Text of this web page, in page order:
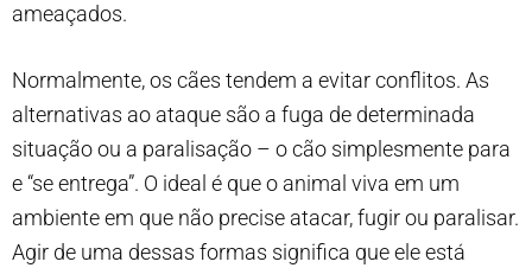
ameaçados.
Normalmente, os cães tendem a evitar conflitos. As
alternativas ao ataque são a fuga de determinada
situação ou a paralisação – o cão simplesmente para
e “se entrega”. O ideal é que o animal viva em um
ambiente em que não precise atacar, fugir ou paralisar.
Agir de uma dessas formas significa que ele está